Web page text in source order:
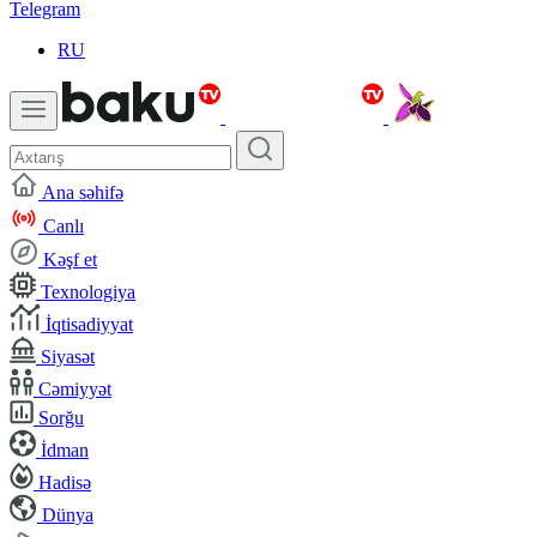
Telegram
RU
Ana səhifə
Canlı
Kəşf et
Texnologiya
İqtisadiyyat
Siyasət
Cəmiyyət
Sorğu
İdman
Hadisə
Dünya